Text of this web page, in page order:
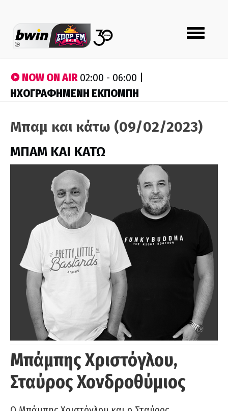
Toggle
navigation
NOW ON AIR02:00 - 06:00 |
ΗΧΟΓΡΑΦΗΜΕΝΗ ΕΚΠΟΜΠΗ
Μπαμ και κάτω (09/02/2023)
ΜΠΑΜ ΚΑΙ ΚΑΤΩ
Μπάμπης Χριστόγλου,
Σταύρος Χονδροθύμιος